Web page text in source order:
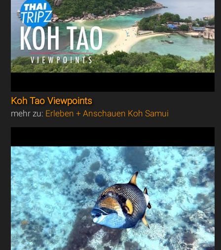
Koh Tao Viewpoints
mehr zu: Erleben + Anschauen Koh Samui